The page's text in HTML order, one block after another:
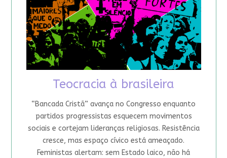
Teocracia à brasileira
“Bancada Cristã” avança no Congresso enquanto
partidos progressistas esquecem movimentos
sociais e cortejam lideranças religiosas. Resistência
cresce, mas espaço cívico está ameaçado.
Feministas alertam: sem Estado laico, não há